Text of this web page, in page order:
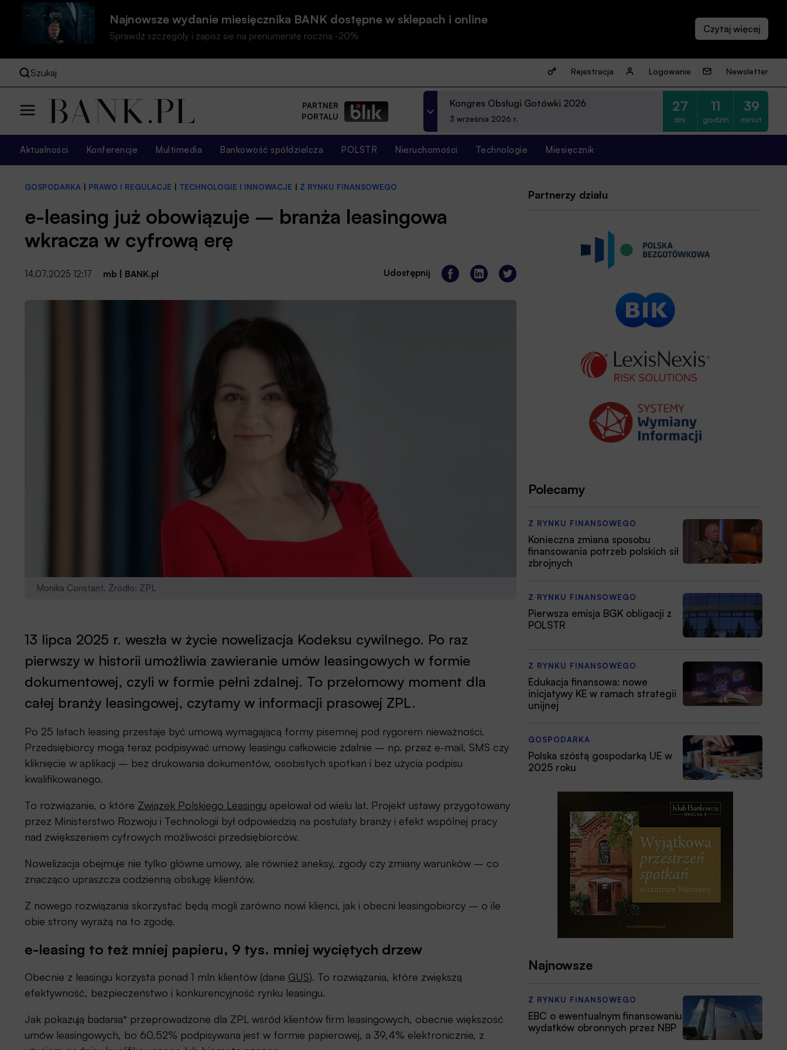
Najnowsze wydanie miesięcznika BANK dostępne w sklepach i online
Sprawdź szczegóły i zapisz się na prenumeratę roczną -20%
Szukaj Rejestracja Logowanie Newsletter
PARTNER
PORTALU
Kongres Obsługi Gotówki 2026
3 września 2026 r.
27
dni
11
godzin
39
minut
Aktualności Konferencje Multimedia Bankowość spółdzielcza POLSTR Nieruchomości Technologie Miesięcznik
GOSPODARKA | PRAWO I REGULACJE | TECHNOLOGIE I INNOWACJE | Z RYNKU FINANSOWEGO
e-leasing już obowiązuje – branża leasingowa
wkracza w cyfrową erę
14.07.2025 12:17 mb BANK.pl Udostępnij
Monika Constant. Źródło: ZPL
13 lipca 2025 r. weszła w życie nowelizacja Kodeksu cywilnego. Po raz
pierwszy w historii umożliwia zawieranie umów leasingowych w formie
dokumentowej, czyli w formie pełni zdalnej. To przełomowy moment dla
całej branży leasingowej, czytamy w informacji prasowej ZPL.
Po 25 latach leasing przestaje być umową wymagającą formy pisemnej pod rygorem nieważności.
Przedsiębiorcy mogą teraz podpisywać umowy leasingu całkowicie zdalnie – np. przez e-mail, SMS czy
kliknięcie w aplikacji – bez drukowania dokumentów, osobistych spotkań i bez użycia podpisu
kwalifikowanego.
To rozwiązanie, o które Związek Polskiego Leasingu apelował od wielu lat. Projekt ustawy przygotowany
przez Ministerstwo Rozwoju i Technologii był odpowiedzią na postulaty branży i efekt wspólnej pracy
nad zwiększeniem cyfrowych możliwości przedsiębiorców.
Nowelizacja obejmuje nie tylko główne umowy, ale również aneksy, zgody czy zmiany warunków – co
znacząco upraszcza codzienną obsługę klientów.
Z nowego rozwiązania skorzystać będą mogli zarówno nowi klienci, jak i obecni leasingobiorcy – o ile
obie strony wyrażą na to zgodę.
e-leasing to też mniej papieru, 9 tys. mniej wyciętych drzew
Obecnie z leasingu korzysta ponad 1 mln klientów (dane GUS). To rozwiązania, które zwiększą
efektywność, bezpieczeństwo i konkurencyjność rynku leasingu.
Jak pokazują badania* przeprowadzone dla ZPL wśród klientów firm leasingowych, obecnie większość
umów leasingowych, bo 60,52% podpisywana jest w formie papierowej, a 39,4% elektronicznie, z
Partnerzy działu
Polecamy
Z RYNKU FINANSOWEGO
Konieczna zmiana sposobu
finansowania potrzeb polskich sił
zbrojnych
Z RYNKU FINANSOWEGO
Pierwsza emisja BGK obligacji z
POLSTR
Z RYNKU FINANSOWEGO
Edukacja finansowa: nowe
inicjatywy KE w ramach strategii
unijnej
GOSPODARKA
Polska szóstą gospodarką UE w
2025 roku
Najnowsze
Z RYNKU FINANSOWEGO
EBC o ewentualnym finansowaniu
wydatków obronnych przez NBP